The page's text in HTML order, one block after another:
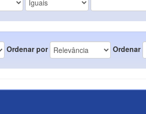
Ordenar por Ordenar